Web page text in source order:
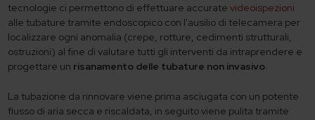
tecnologie ci permettono di effettuare accuratevideoispezioni
alle tubature tramite endoscopico con l'ausilio di telecamera per
localizzare ogni anomalia (crepe, rotture, cedimenti strutturali,
ostruzioni) al fine di valutare tutti gli interventi da intraprendere e
progettare un risanamento delle tubature non invasivo
La tubazione da rinnovare viene prima asciugata con un potente
flusso di aria secca e riscaldata, in seguito viene pulita tramite